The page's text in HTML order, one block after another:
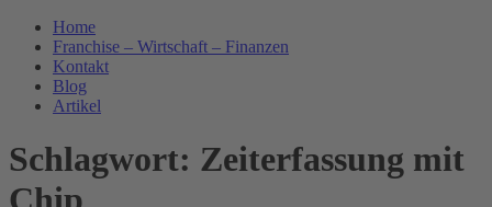
Home
Franchise – Wirtschaft – Finanzen
Kontakt
Blog
Artikel
Schlagwort: Zeiterfassung mit